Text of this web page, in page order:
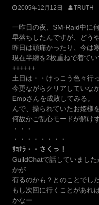
2005年12月12日 TRUTH
一昨日の夜、SM-Raid中に
早落ちしたんですが、どう
昨日は頭痛かったり、今は
現在半纏を2枚重ねで着て
++++++
土日は・・けっこう色々行
今更ながらクリアしていな
Empさんを成敗してみる。
んで、操られていたお姫様
何故かご乱心モードが解け
・・・
・・・・・・・・
ｻﾖﾅﾗ・・さくっ！
GuildChatで話していまし
かが
有るのかも？とのことでし
もし次回に行くことがあれ
かなー